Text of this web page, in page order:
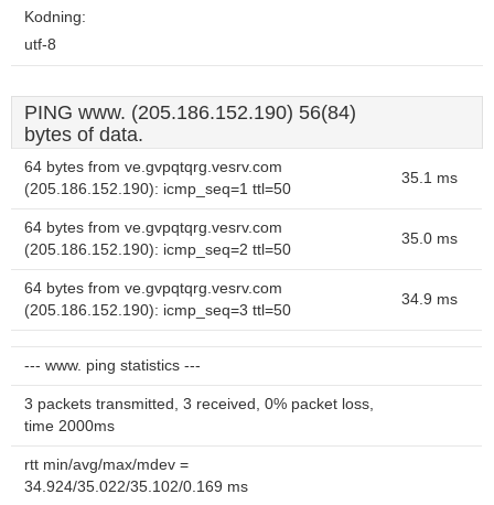
Kodning:
utf-8
PING www. (205.186.152.190) 56(84)
bytes of data.
64 bytes from ve.gvpqtqrg.vesrv.com
(205.186.152.190): icmp_seq=1 ttl=50
35.1 ms
64 bytes from ve.gvpqtqrg.vesrv.com
(205.186.152.190): icmp_seq=2 ttl=50
35.0 ms
64 bytes from ve.gvpqtqrg.vesrv.com
(205.186.152.190): icmp_seq=3 ttl=50
34.9 ms
--- www. ping statistics ---
3 packets transmitted, 3 received, 0% packet loss,
time 2000ms
rtt min/avg/max/mdev =
34.924/35.022/35.102/0.169 ms